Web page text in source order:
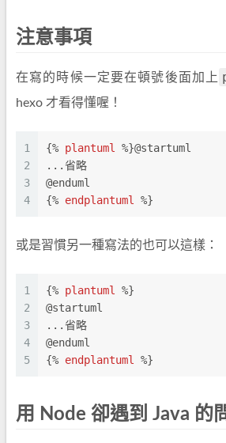
注意事項
在寫的時候一定要在頓號後面加上
hexo 才看得懂喔！
1
2
3
4
{% plantuml %}@startuml
...省略
@enduml
{% endplantuml %}
或是習慣另一種寫法的也可以這樣：
1
2
3
4
5
{% plantuml
%}
@startuml
...省略
@enduml
{% endplantuml %}
用 Node 卻遇到 Java 的